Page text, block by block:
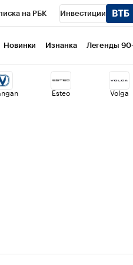
на РБК Инвестиции
проекты Город
рейтинги Франшизы
Новинки Изнанка Легенды
Esteo Volga